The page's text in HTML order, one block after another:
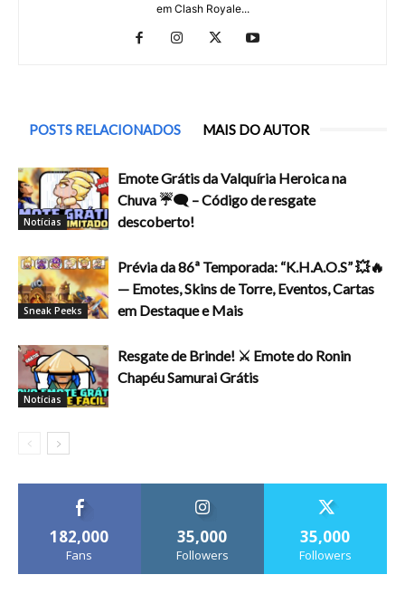
em Clash Royale...
POSTS RELACIONADOS MAIS DO AUTOR
Notícias
Emote Grátis da Valquíria Heroica na
Chuva ☔🗨️ – Código de resgate
descoberto!
Sneak Peeks
Prévia da 86ª Temporada: “K.H.A.O.S” 💥🔥
— Emotes, Skins de Torre, Eventos, Cartas
em Destaque e Mais
Notícias
Resgate de Brinde! ⚔️ Emote do Ronin
Chapéu Samurai Grátis
182,000
Fans
35,000
Followers
35,000
Followers